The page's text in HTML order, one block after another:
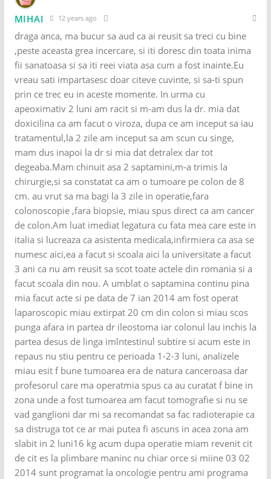
MIHAI 12 years ago
draga anca, ma bucur sa aud ca ai reusit sa treci cu bine
,peste aceasta grea incercare, si iti doresc din toata inima
fii sanatoasa si sa iti reei viata asa cum a fost inainte.Eu
vreau sati impartasesc doar citeve cuvinte, si sa-ti spun
prin ce trec eu in aceste momente. In urma cu
apeoximativ 2 luni am racit si m-am dus la dr. mia dat
doxicilina ca am facut o viroza, dupa ce am inceput sa iau
tratamentul,la 2 zile am inceput sa am scun cu singe,
mam dus inapoi la dr si mia dat detralex dar tot
degeaba.Mam chinuit asa 2 saptamini,m-a trimis la
chirurgie,si sa constatat ca am o tumoare pe colon de 8
cm. au vrut sa ma bagi la 3 zile in operatie,fara
colonoscopie ,fara biopsie, miau spus direct ca am cancer
de colon.Am luat imediat legatura cu fata mea care este in
italia si lucreaza ca asistenta medicala,infirmiera ca asa se
numesc aici,ea a facut si scoala aici la universitate a facut
3 ani ca nu am reusit sa scot toate actele din romania si a
facut scoala din nou. A umblat o saptamina continu pina
mia facut acte si pe data de 7 ian 2014 am fost operat
laparoscopic miau extirpat 20 cm din colon si miau scos
punga afara in partea dr ileostoma iar colonul lau inchis la
partea desus de linga imîntestinul subtire si acum este in
repaus nu stiu pentru ce perioada 1-2-3 luni, analizele
miau esit f bune tumoarea era de natura canceroasa dar
profesorul care ma operatmia spus ca au curatat f bine in
zona unde a fost tumoarea am facut tomografie si nu se
vad ganglioni dar mi sa recomandat sa fac radioterapie ca
sa distruga tot ce ar mai putea fi ascuns in acea zona am
slabit in 2 luni16 kg acum dupa operatie miam revenit cit
de cit es la plimbare maninc nu chiar orce si miine 03 02
2014 sunt programat la oncologie pentru ami programa